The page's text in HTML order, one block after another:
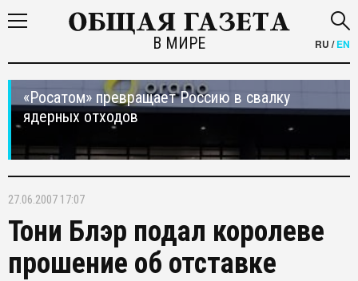
В МИРЕ RU /EN
«Росатом» превращает Россию в свалку
ядерных отходов
27.06.2007 17:07
Тони Блэр подал королеве
прошение об отставке